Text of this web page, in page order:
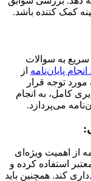
کمک کننده باشد.
سریع به سوالات
پایان‌نامه از
توجه قرار
کامل، به انجام
می‌پردازد.
از اهمیت ویژه‌ای
استفاده کرده و
کند. همچنین باید